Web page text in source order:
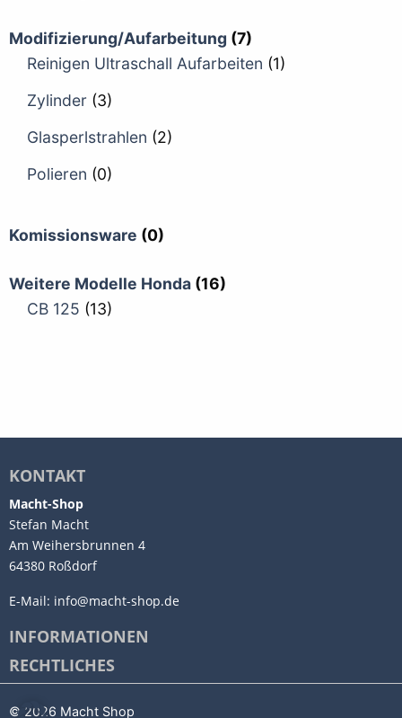
Modifizierung/Aufarbeitung (7)
Reinigen Ultraschall Aufarbeiten (1)
Zylinder (3)
Glasperlstrahlen (2)
Polieren (0)
Komissionsware (0)
Weitere Modelle Honda (16)
CB 125 (13)
KONTAKT
Macht-Shop
Stefan Macht
Am Weihersbrunnen 4
64380 Roßdorf
E-Mail: info@macht-shop.de
INFORMATIONEN
RECHTLICHES
© 2026 Macht Shop